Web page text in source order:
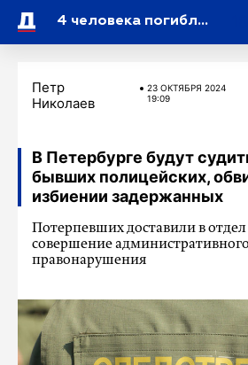
4 человека погибли, 14 ранены в теракте в Анкаре
Петр
Николаев
23 ОКТЯБРЯ 2024
19:09
В Петербурге будут
бывших полицейских,
избиении задержанных
Потерпевших доставили в
совершение административного
правонарушения